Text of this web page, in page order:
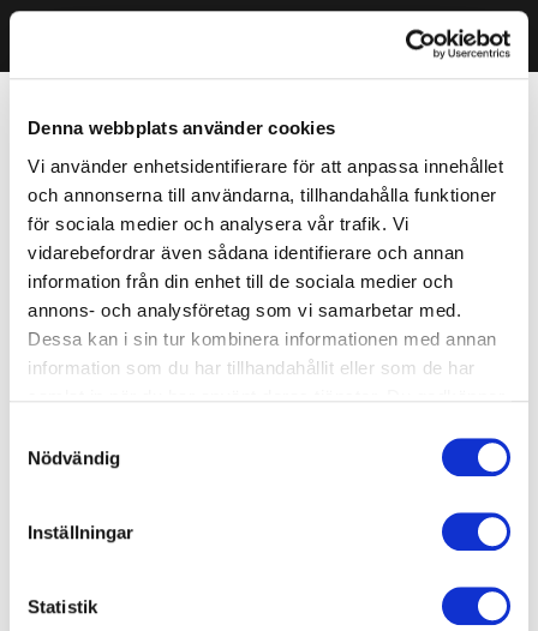
Denna webbplats använder cookies
Vi använder enhetsidentifierare för att anpassa innehållet
och annonserna till användarna, tillhandahålla funktioner
för sociala medier och analysera vår trafik. Vi
vidarebefordrar även sådana identifierare och annan
information från din enhet till de sociala medier och
annons- och analysföretag som vi samarbetar med.
Dessa kan i sin tur kombinera informationen med annan
information som du har tillhandahållit eller som de har
Nödvändig
Inställningar
Statistik